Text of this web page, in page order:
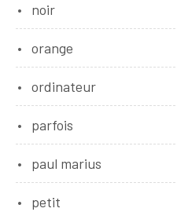
noir
orange
ordinateur
parfois
paul marius
petit